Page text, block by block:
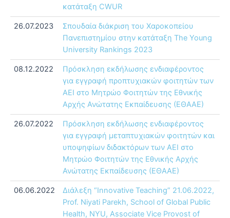
κατάταξη CWUR
26.07.2023
Σπουδαία διάκριση του Χαροκοπείου
Πανεπιστημίου στην κατάταξη The Young
University Rankings 2023
08.12.2022
Πρόσκληση εκδήλωσης ενδιαφέροντος
για εγγραφή προπτυχιακών φοιτητών των
ΑΕΙ στο Μητρώο Φοιτητών της Εθνικής
Αρχής Ανώτατης Εκπαίδευσης (ΕΘΑΑΕ)
26.07.2022
Πρόσκληση εκδήλωσης ενδιαφέροντος
για εγγραφή μεταπτυχιακών φοιτητών και
υποψηφίων διδακτόρων των ΑΕΙ στο
Μητρώο Φοιτητών της Εθνικής Αρχής
Ανώτατης Εκπαίδευσης (ΕΘΑΑΕ)
06.06.2022
Διάλεξη “Innovative Teaching” 21.06.2022,
Prof. Niyati Parekh, School of Global Public
Health, NYU, Associate Vice Provost of